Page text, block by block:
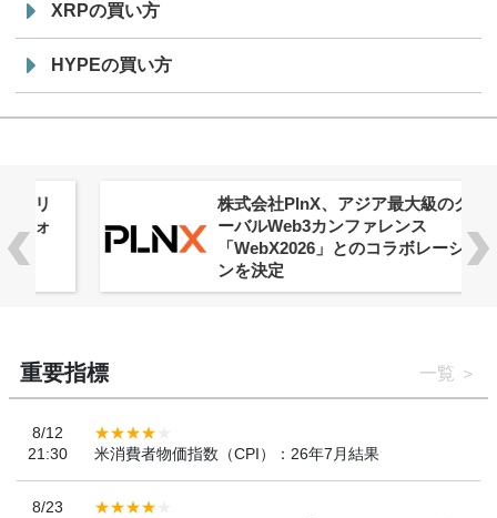
XRPの買い方
HYPEの買い方
株式会社PlnX、アジア最大級のグロ
ーバルWeb3カンファレンス
「WebX2026」とのコラボレーショ
ンを決定
重要指標 一覧
8/12
21:30
米消費者物価指数（CPI）：26年7月結果
8/23